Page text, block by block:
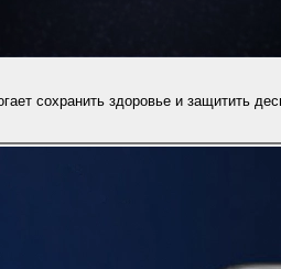
сохранить здоровье и защитить